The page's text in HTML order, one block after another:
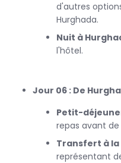
d'autres
Hurghada.
Nuit à
l'hôtel.
Jour 06 : De
Petit-
repas avant de
Transfert à
représentant